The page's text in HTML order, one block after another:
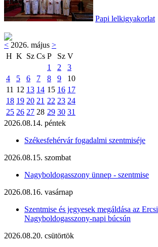
Papi lelkigyakorlat
< 2026. május >
H K Sz Cs P Sz V
1
2
3
4
5 6 7 8 9
10
11 12 13 14 15 16 17
18 19 20 21 22 23 24
25 26 27 28 29 30 31
2026.08.14. péntek
Székesfehérvár fogadalmi szentmiséje
2026.08.15. szombat
Nagyboldogasszony ünnep - szentmise
2026.08.16. vasárnap
Szentmise és jegyesek megáldása az Ercsi
Nagyboldogasszony-napi búcsún
2026.08.20. csütörtök